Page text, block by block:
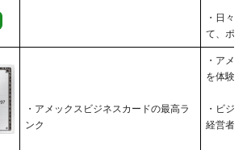
・日々
て、ポイ
・アメックスビジネスカードの最高ラ
ンク
・アメ
を体験
・ビジ
経営者